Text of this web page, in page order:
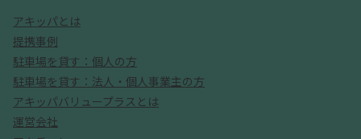
アキッパとは
提携事例
駐車場を貸す：個人の方
駐車場を貸す：法人・個人事業主の方
アキッパバリュープラスとは
運営会社